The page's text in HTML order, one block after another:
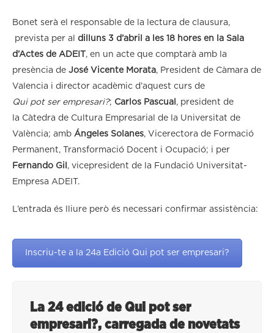
Bonet serà el responsable de la lectura de clausura,
prevista per al dilluns 3 d’abril a les 18 hores en la Sala
d’Actes de ADEIT, en un acte que comptarà amb la
presència de José Vicente Morata, President de Càmara de
Valencia i director acadèmic d’aquest curs de
Qui pot ser empresari?; Carlos Pascual , president de
la Càtedra de Cultura Empresarial de la Universitat de
València; amb Ángeles Solanes, Vicerectora de Formació
Permanent, Transformació Docent i Ocupació; i per
Fernando Gil , vicepresident de la Fundació Universitat-
Empresa ADEIT.
L’entrada és lliure però és necessari confirmar assistència:
Inscriu-te a la 24a Edició Qui pot ser empresari?
La 24 edició de Qui pot ser
empresari?, carregada de novetats